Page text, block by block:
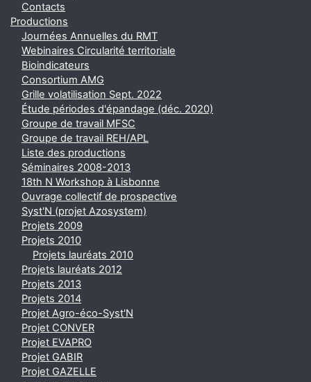
Contacts
Productions
Journées Annuelles du RMT
Webinaires Circularité territoriale
Bioindicateurs
Consortium AMG
Grille volatilisation Sept. 2022
Étude périodes d'épandage (déc. 2020)
Groupe de travail MFSC
Groupe de travail REH/APL
Liste des productions
Séminaires 2008-2013
18th N Workshop à Lisbonne
Ouvrage collectif de prospective
Syst'N (projet Azosystem)
Projets 2009
Projets 2010
Projets lauréats 2010
Projets lauréats 2012
Projets 2013
Projets 2014
Projet Agro-éco-Syst'N
Projet CONVER
Projet EVAPRO
Projet GABIR
Projet GAZELLE